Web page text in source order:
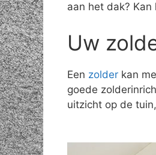
aan het dak?
Uw
Een zolder kan
goede
uitzicht op de